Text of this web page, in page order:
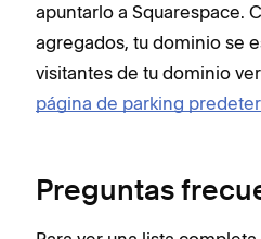
apuntarlo a Squarespace.
agregados, tu dominio se
visitantes de tu dominio
página de parking
Preguntas